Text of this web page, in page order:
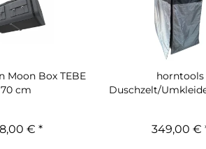
Moon Box TEBE
70 cm
€ *
horntools
Duschzelt/
349,00 €